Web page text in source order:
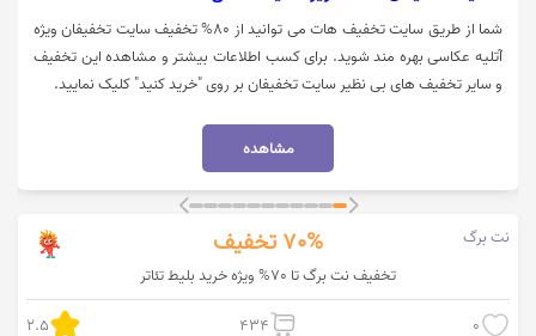
شما از طریق سایت تخفیف هات می توانید از 80% تخفیف سایت تخفیفان ویژه
آتلیه عکاسی بهره مند شوید. برای کسب اطلاعات بیشتر و مشاهده این تخفیف
و سایر تخفیف های بی نظیر سایت تخفیفان بر روی "خرید کنید" کلیک نمایید.
مشاهده
نت برگ 70% تخفیف
تخفیف نت برگ تا 70% ویژه خرید بلیط تئاتر
0
434
2.5